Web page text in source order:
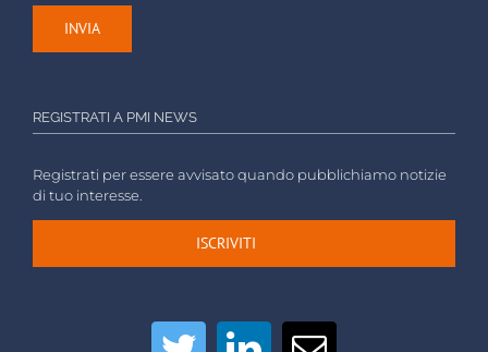
REGISTRATI A PMI NEWS
Registrati per essere avvisato quando pubblichiamo notizie
di tuo interesse.
ISCRIVITI